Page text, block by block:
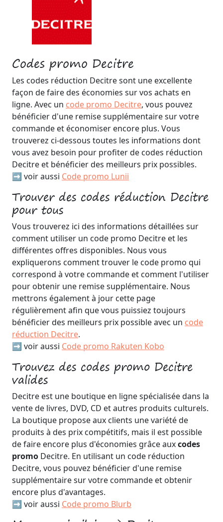
Codes promo Decitre
Les codes réduction Decitre sont une excellente
façon de faire des économies sur vos achats en
ligne. Avec un code promo Decitre, vous pouvez
bénéficier d'une remise supplémentaire sur votre
commande et économiser encore plus. Vous
trouverez ci-dessous toutes les informations dont
vous avez besoin pour profiter de codes réduction
Decitre et bénéficier des meilleurs prix possibles.
➡️ voir aussi Code promo Lunii
Trouver des codes réduction Decitre
pour tous
Vous trouverez ici des informations détaillées sur
comment utiliser un code promo Decitre et les
différentes offres disponibles. Nous vous
expliquerons comment trouver le code promo qui
correspond à votre commande et comment l'utiliser
pour obtenir une remise supplémentaire. Nous
mettrons également à jour cette page
régulièrement afin que vous puissiez toujours
bénéficier des meilleurs prix possible avec un code
réduction Decitre.
➡️ voir aussi Code promo Rakuten Kobo
Trouvez des codes promo Decitre
valides
Decitre est une boutique en ligne spécialisée dans la
vente de livres, DVD, CD et autres produits culturels.
La boutique propose aux clients une variété de
produits à des prix compétitifs, mais il est possible
de faire encore plus d'économies grâce auxcodes
promo Decitre. En utilisant un code réduction
Decitre, vous pouvez bénéficier d'une remise
supplémentaire sur votre commande et obtenir
encore plus d'avantages.
➡️ voir aussi Code promo Blurb